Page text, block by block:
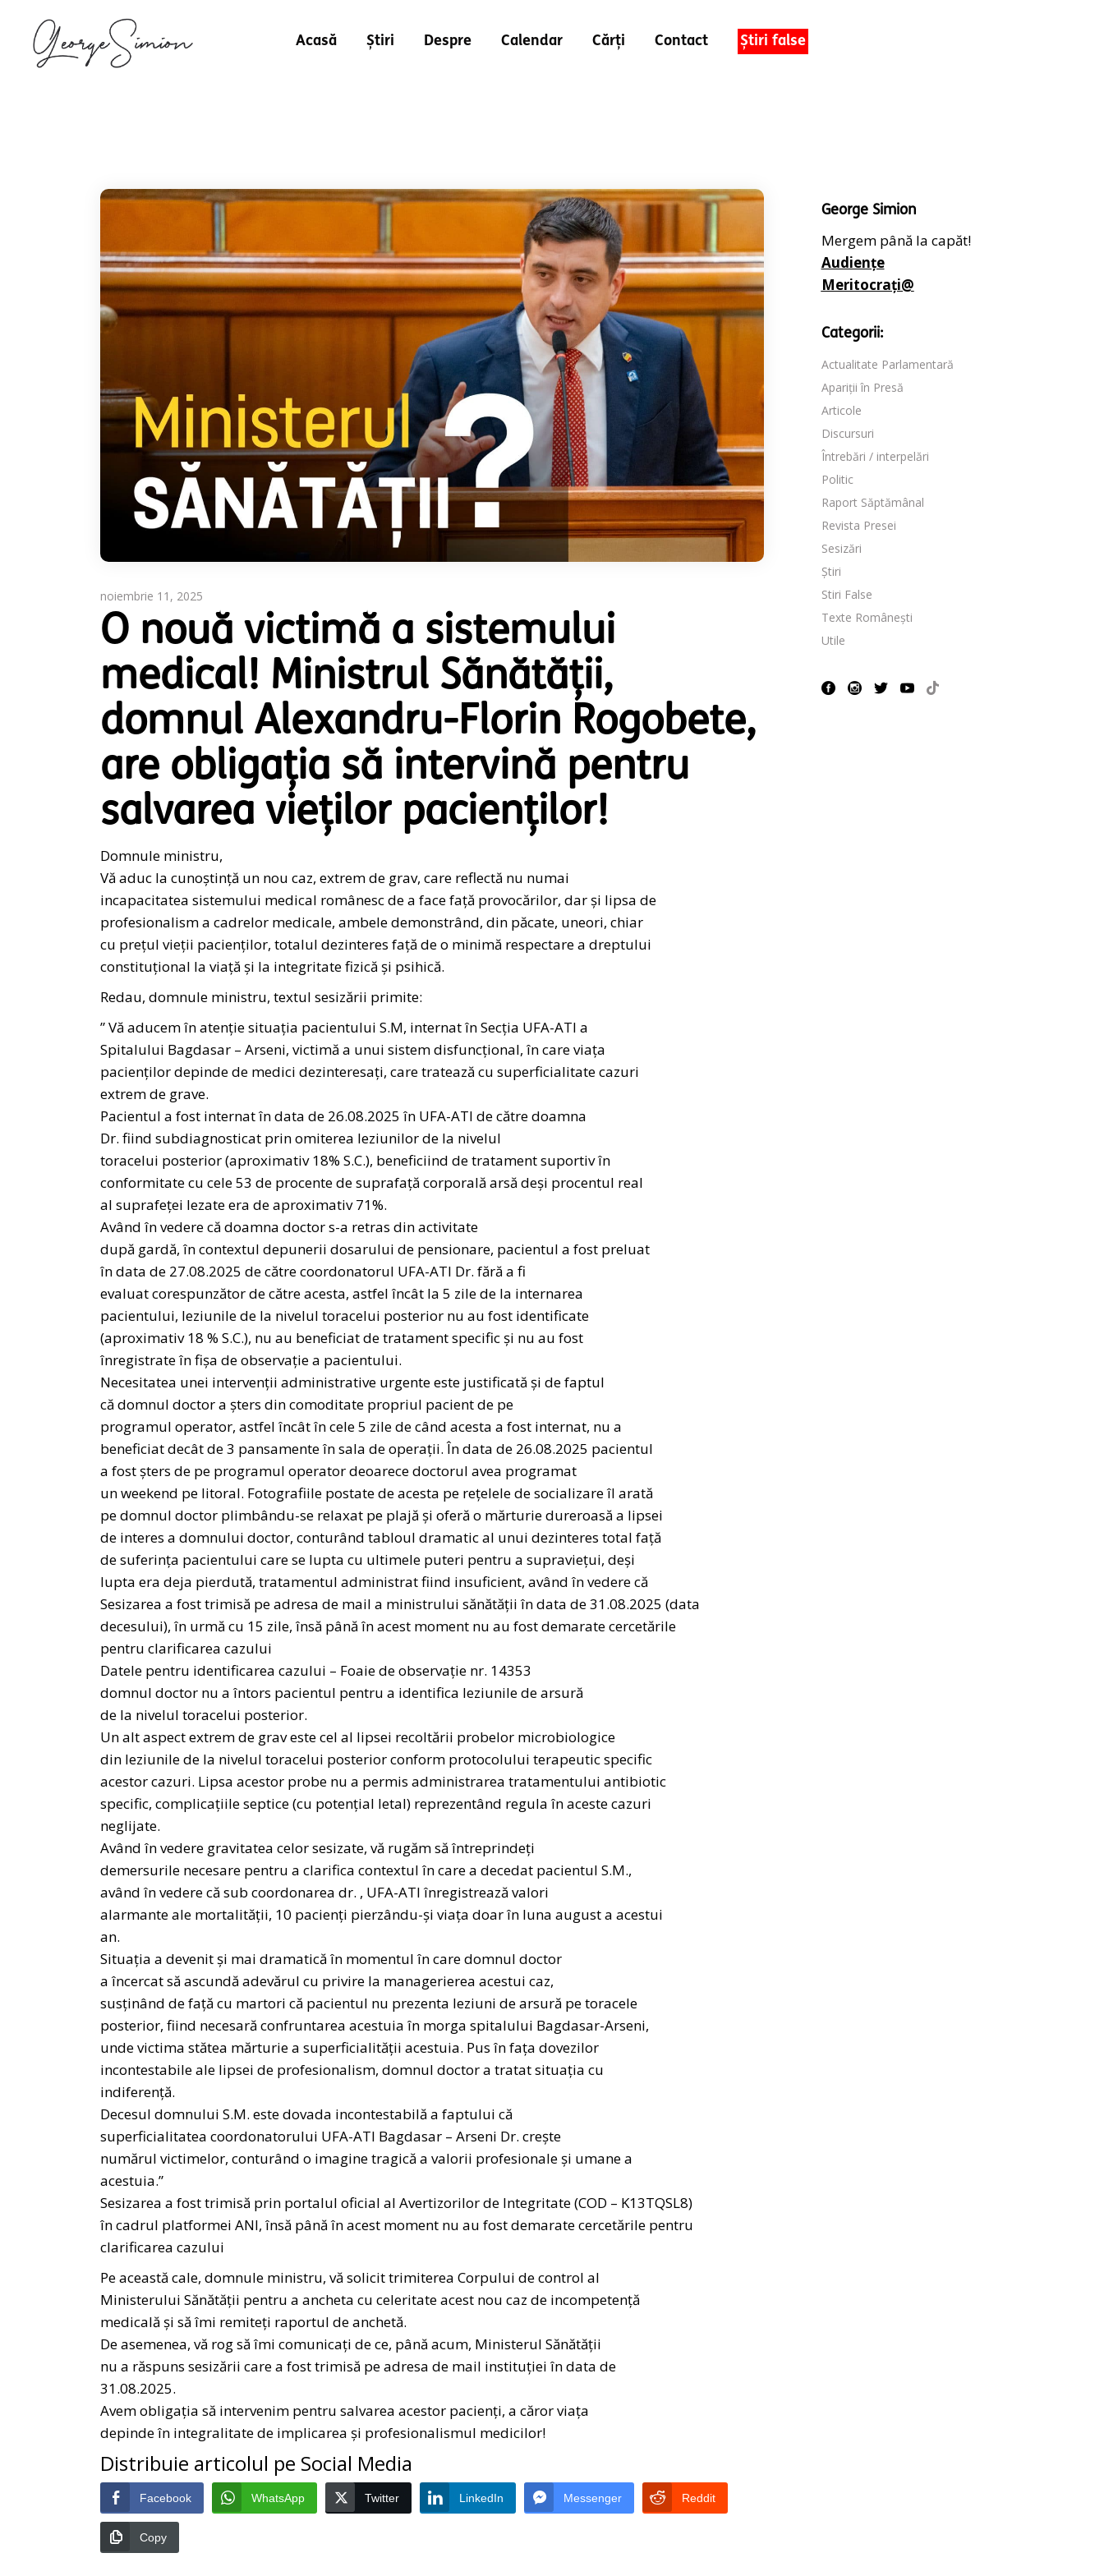
Acasă Știri Despre Calendar Cărți Contact Știri false
noiembrie 11, 2025
O nouă victimă a sistemului
medical! Ministrul Sănătății,
domnul Alexandru-Florin Rogobete,
are obligația să intervină pentru
salvarea vieților pacienților!
Domnule ministru,
Vă aduc la cunoștință un nou caz, extrem de grav, care reflectă nu numai
incapacitatea sistemului medical românesc de a face față provocărilor, dar și lipsa de
profesionalism a cadrelor medicale, ambele demonstrând, din păcate, uneori, chiar
cu prețul vieții pacienților, totalul dezinteres față de o minimă respectare a dreptului
constituțional la viaţă şi la integritate fizică şi psihică.
Redau, domnule ministru, textul sesizării primite:
” Vă aducem în atenție situația pacientului S.M, internat în Secția UFA-ATI a
Spitalului Bagdasar – Arseni, victimă a unui sistem disfuncțional, în care viața
pacienților depinde de medici dezinteresați, care tratează cu superficialitate cazuri
extrem de grave.
Pacientul a fost internat în data de 26.08.2025 în UFA-ATI de către doamna
Dr. fiind subdiagnosticat prin omiterea leziunilor de la nivelul
toracelui posterior (aproximativ 18% S.C.), beneficiind de tratament suportiv în
conformitate cu cele 53 de procente de suprafață corporală arsă deși procentul real
al suprafeței lezate era de aproximativ 71%.
Având în vedere că doamna doctor s-a retras din activitate
după gardă, în contextul depunerii dosarului de pensionare, pacientul a fost preluat
în data de 27.08.2025 de către coordonatorul UFA-ATI Dr. fără a fi
evaluat corespunzător de către acesta, astfel încât la 5 zile de la internarea
pacientului, leziunile de la nivelul toracelui posterior nu au fost identificate
(aproximativ 18 % S.C.), nu au beneficiat de tratament specific și nu au fost
înregistrate în fișa de observație a pacientului.
Necesitatea unei intervenții administrative urgente este justificată și de faptul
că domnul doctor a șters din comoditate propriul pacient de pe
programul operator, astfel încât în cele 5 zile de când acesta a fost internat, nu a
beneficiat decât de 3 pansamente în sala de operații. În data de 26.08.2025 pacientul
a fost șters de pe programul operator deoarece doctorul avea programat
un weekend pe litoral. Fotografiile postate de acesta pe rețelele de socializare îl arată
pe domnul doctor plimbându-se relaxat pe plajă și oferă o mărturie dureroasă a lipsei
de interes a domnului doctor, conturând tabloul dramatic al unui dezinteres total față
de suferința pacientului care se lupta cu ultimele puteri pentru a supraviețui, deși
lupta era deja pierdută, tratamentul administrat fiind insuficient, având în vedere că
Sesizarea a fost trimisă pe adresa de mail a ministrului sănătății în data de 31.08.2025 (data
decesului), în urmă cu 15 zile, însă până în acest moment nu au fost demarate cercetările
pentru clarificarea cazului
Datele pentru identificarea cazului – Foaie de observație nr. 14353
domnul doctor nu a întors pacientul pentru a identifica leziunile de arsură
de la nivelul toracelui posterior.
Un alt aspect extrem de grav este cel al lipsei recoltării probelor microbiologice
din leziunile de la nivelul toracelui posterior conform protocolului terapeutic specific
acestor cazuri. Lipsa acestor probe nu a permis administrarea tratamentului antibiotic
specific, complicațiile septice (cu potențial letal) reprezentând regula în aceste cazuri
neglijate.
Având în vedere gravitatea celor sesizate, vă rugăm să întreprindeți
demersurile necesare pentru a clarifica contextul în care a decedat pacientul S.M.,
având în vedere că sub coordonarea dr. , UFA-ATI înregistrează valori
alarmante ale mortalității, 10 pacienți pierzându-și viața doar în luna august a acestui
an.
Situația a devenit și mai dramatică în momentul în care domnul doctor
a încercat să ascundă adevărul cu privire la managerierea acestui caz,
susținând de față cu martori că pacientul nu prezenta leziuni de arsură pe toracele
posterior, fiind necesară confruntarea acestuia în morga spitalului Bagdasar-Arseni,
unde victima stătea mărturie a superficialității acestuia. Pus în fața dovezilor
incontestabile ale lipsei de profesionalism, domnul doctor a tratat situația cu
indiferență.
Decesul domnului S.M. este dovada incontestabilă a faptului că
superficialitatea coordonatorului UFA-ATI Bagdasar – Arseni Dr. crește
numărul victimelor, conturând o imagine tragică a valorii profesionale și umane a
acestuia.”
Sesizarea a fost trimisă prin portalul oficial al Avertizorilor de Integritate (COD – K13TQSL8)
în cadrul platformei ANI, însă până în acest moment nu au fost demarate cercetările pentru
clarificarea cazului
Pe această cale, domnule ministru, vă solicit trimiterea Corpului de control al
Ministerului Sănătății pentru a ancheta cu celeritate acest nou caz de incompetență
medicală și să îmi remiteți raportul de anchetă.
De asemenea, vă rog să îmi comunicați de ce, până acum, Ministerul Sănătății
nu a răspuns sesizării care a fost trimisă pe adresa de mail instituției în data de
31.08.2025.
Avem obligația să intervenim pentru salvarea acestor pacienți, a căror viața
depinde în integralitate de implicarea și profesionalismul medicilor!
Distribuie articolul pe Social Media
Facebook WhatsApp Twitter LinkedIn Messenger Reddit
Copy
George Simion
Mergem până la capăt!
Audiențe
Meritocrați@
Categorii:
Actualitate Parlamentară
Apariții în Presă
Articole
Discursuri
Întrebări / interpelări
Politic
Raport Săptămânal
Revista Presei
Sesizări
Știri
Stiri False
Texte Românești
Utile